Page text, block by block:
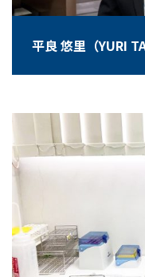
平良 悠里（YURI